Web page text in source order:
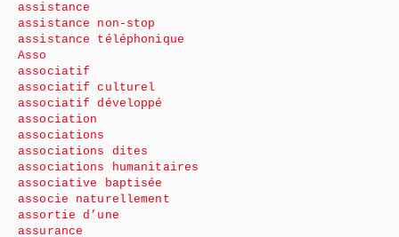
assistance
assistance non-stop
assistance téléphonique
Asso
associatif
associatif culturel
associatif développé
association
associations
associations dites
associations humanitaires
associative baptisée
associe naturellement
assortie d’une
assurance